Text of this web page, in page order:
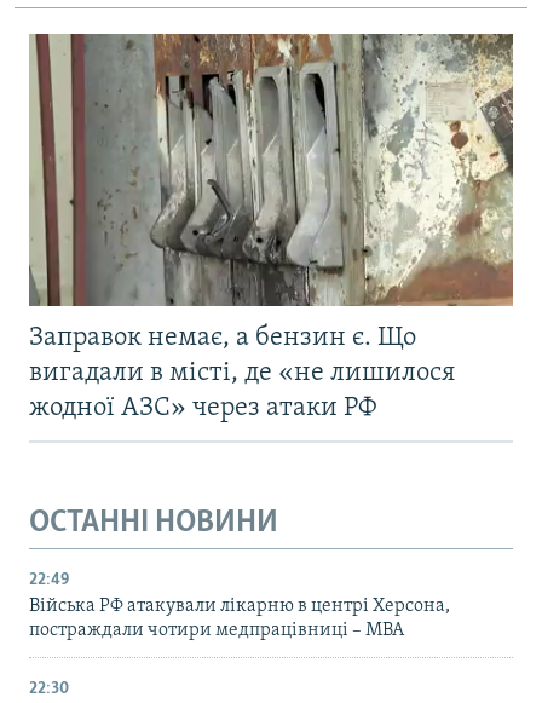
Заправок немає, а бензин є. Що
вигадали в місті, де «не лишилося
жодної АЗС» через атаки РФ
ОСТАННІ НОВИНИ
22:49
Війська РФ атакували лікарню в центрі Херсона,
постраждали чотири медпрацівниці – МВА
22:30